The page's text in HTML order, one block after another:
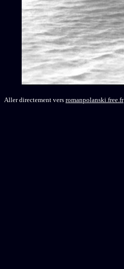
Aller directement vers romanpolanski.free.fr